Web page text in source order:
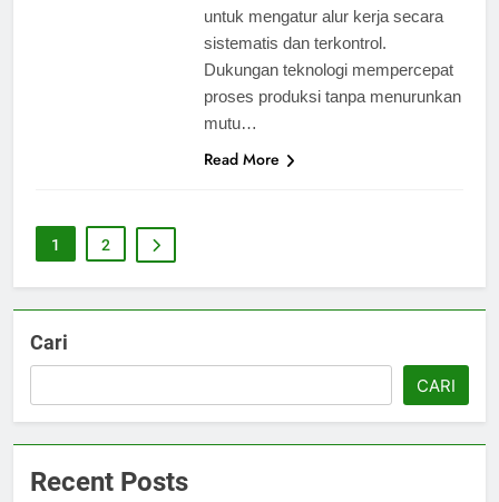
untuk mengatur alur kerja secara
sistematis dan terkontrol.
Dukungan teknologi mempercepat
proses produksi tanpa menurunkan
mutu…
Read More
1 2
Cari
CARI
Recent Posts